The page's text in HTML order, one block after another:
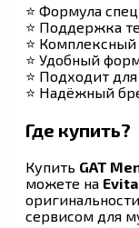
⭐ Формула
⭐ Поддержка
⭐ Комплексный
⭐ Удобный
⭐ Подходит
⭐ Надёжный
Где купить?
Купить GAT
можете на
сервисом для